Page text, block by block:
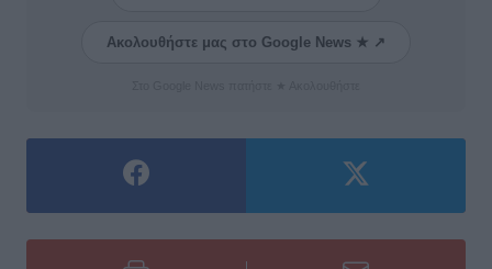
Ακολουθήστε μας στο Google News ★ ↗